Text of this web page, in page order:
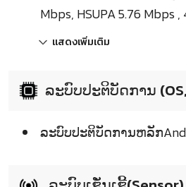
Mbps, HSUPA 5.76 Mbps ,
แสดงเพิ่มเติม
ລະບົບປະຕິບັດການ (OS,
ລະບົບປະຕິບັດການຫລັກ